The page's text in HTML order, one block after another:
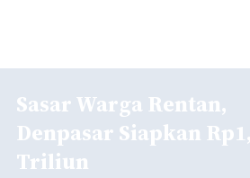
Sasar Warga Rentan,
Denpasar Siapkan
Triliun